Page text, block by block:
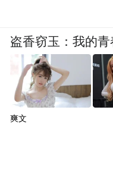
盗香窃玉：我的
爽文